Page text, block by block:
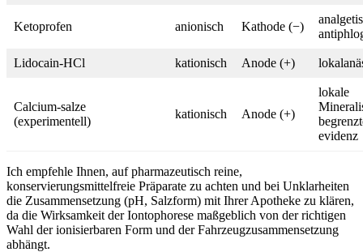
Ketoprofen anionisch Kathode (−)
Lidocain‑HCl kationisch Anode (+)
Calcium‑salze
⁣(experimentell)
kationisch Anode (+)
lokale
evidenz
Ich ‍empfehle Ihnen, ‌auf pharmazeutisch reine,
konservierungsmittelfreie ⁣Präparate zu ‌achten und bei Unklarheiten
die Zusammensetzung (pH, Salzform) mit Ihrer Apotheke zu klären,
da ​die Wirksamkeit der Iontophorese maßgeblich⁣ von der⁤ richtigen
Wahl der ionisierbaren Form und der Fahrzeugzusammensetzung
abhängt.